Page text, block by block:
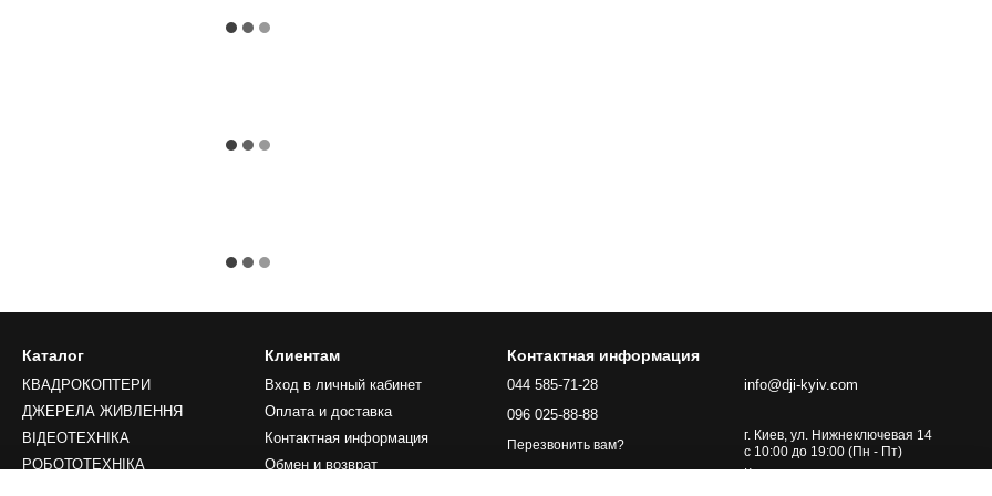
Каталог
КВАДРОКОПТЕРИ
ДЖЕРЕЛА ЖИВЛЕННЯ
ВІДЕОТЕХНІКА
РОБОТОТЕХНІКА
Клиентам
Вход в личный кабинет
Оплата и доставка
Контактная информация
Обмен и возврат
Контактная информация
044 585-71-28
096 025-88-88
Перезвонить вам?
info@dji-kyiv.com
г. Киев, ул. Нижнеключевая 14
с 10:00 до 19:00 (Пн - Пт)
Карта проезда